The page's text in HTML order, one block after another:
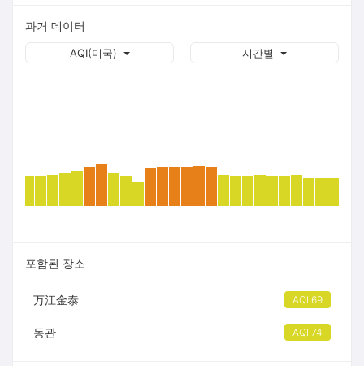
과거 데이터
시간별
AQI(미국)
포함된 장소
万江金泰 AQI 69
동관 AQI 74